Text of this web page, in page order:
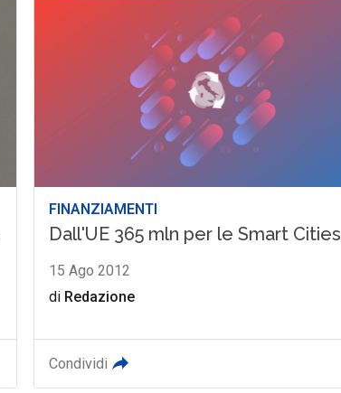
FINANZIAMENTI
Dall'UE 365 mln per le Smart Cities
15 Ago 2012
di Redazione
Condividi